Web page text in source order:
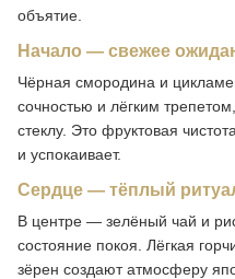
объятие.
Начало — свежее
Чёрная смородина и
сочностью и лёгким
стеклу. Это фруктовая
и успокаивает.
Сердце — тёплый
В центре — зелёный чай и
состояние покоя. Лёгкая
зёрен создают атмосферу